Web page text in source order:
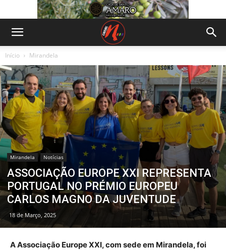
Início Mirandela
Mirandela Notícias
ASSOCIAÇÃO EUROPE XXI REPRESENTA
PORTUGAL NO PRÉMIO EUROPEU
CARLOS MAGNO DA JUVENTUDE
18 de Março, 2025
A Associação Europe XXI, com sede em Mirandela, foi